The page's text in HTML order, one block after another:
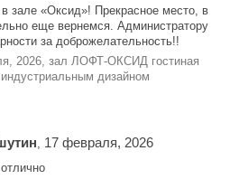
зале «Оксид»! Прекрасное место, в
еще вернемся. Администратору
за доброжелательность!!
2026, зал ЛОФТ-ОКСИД гостиная
дизайном
, 17 февраля, 2026